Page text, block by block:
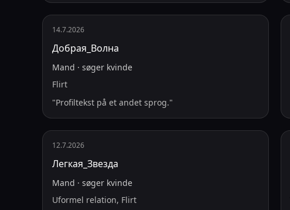
14.7.2026
Добрая_Волна
Mand · søger kvinde
Flirt
"Profiltekst på et andet sprog."
12.7.2026
Легкая_Звезда
Mand · søger kvinde
Uformel relation, Flirt